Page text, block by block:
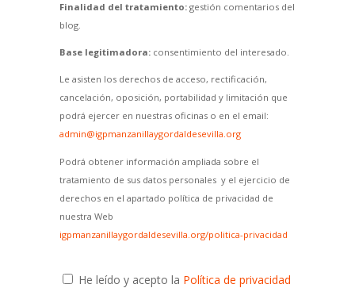
Finalidad del tratamiento:gestión comentarios del
blog.
Base legitimadora:consentimiento del interesado.
Le asisten los derechos de acceso, rectificación,
cancelación, oposición, portabilidad y limitación que
podrá ejercer en nuestras oficinas o en el email:
admin@igpmanzanillaygordaldesevilla.org
Podrá obtener información ampliada sobre el
tratamiento de sus datos personales y el ejercicio de
derechos en el apartado política de privacidad de
nuestra Web
igpmanzanillaygordaldesevilla.org/politica-privacidad
He leído y acepto la Política de privacidad